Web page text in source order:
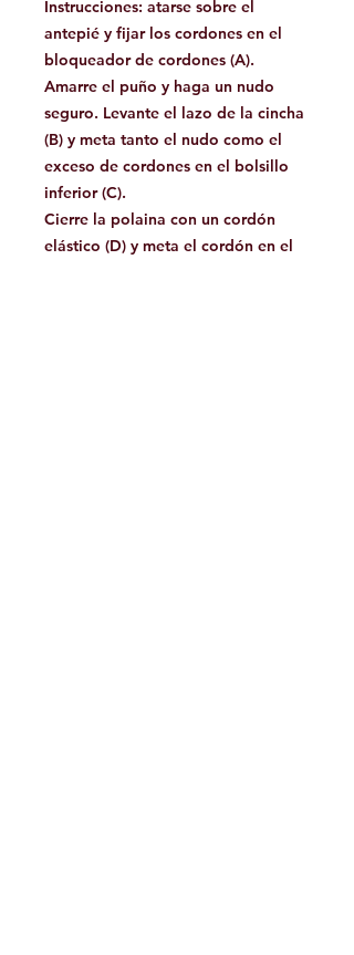
Instrucciones: atarse sobre el
antepié y fijar los cordones en el
bloqueador de cordones (A).
Amarre el puño y haga un nudo
seguro. Levante el lazo de la cincha
(B) y meta tanto el nudo como el
exceso de cordones en el bolsillo
inferior (C).
Cierre la polaina con un cordón
elástico (D) y meta el cordón en el